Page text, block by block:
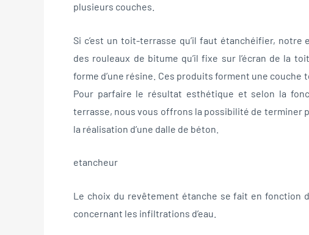
plusieurs couches.
Si c’est un toit-terrasse qu’il faut étanchéifier,
des rouleaux de bitume qu’il fixe sur l’écran de la
forme d’une résine. Ces produits forment une
Pour parfaire le résultat esthétique et selon la
terrasse, nous vous offrons la possibilité de terminer
la réalisation d’une dalle de béton.
etancheur
Le choix du revêtement étanche se fait en fonction
concernant les infiltrations d’eau.